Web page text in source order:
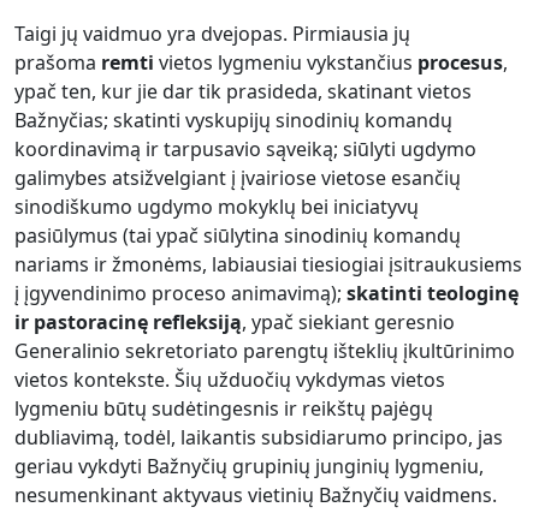
Taigi jų vaidmuo yra dvejopas. Pirmiausia jų
prašoma remti vietos lygmeniu vykstančius procesus,
ypač ten, kur jie dar tik prasideda, skatinant vietos
Bažnyčias; skatinti vyskupijų sinodinių komandų
koordinavimą ir tarpusavio sąveiką; siūlyti ugdymo
galimybes atsižvelgiant į įvairiose vietose esančių
sinodiškumo ugdymo mokyklų bei iniciatyvų
pasiūlymus (tai ypač siūlytina sinodinių komandų
nariams ir žmonėms, labiausiai tiesiogiai įsitraukusiems
į įgyvendinimo proceso animavimą); skatinti teologinę
ir pastoracinę refleksiją, ypač siekiant geresnio
Generalinio sekretoriato parengtų išteklių įkultūrinimo
vietos kontekste. Šių užduočių vykdymas vietos
lygmeniu būtų sudėtingesnis ir reikštų pajėgų
dubliavimą, todėl, laikantis subsidiarumo principo, jas
geriau vykdyti Bažnyčių grupinių junginių lygmeniu,
nesumenkinant aktyvaus vietinių Bažnyčių vaidmens.